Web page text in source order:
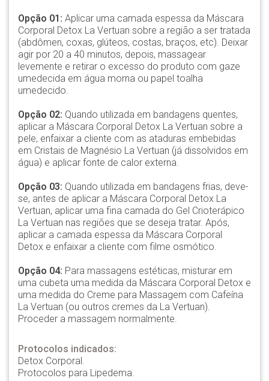
Opção 01: Aplicar uma camada espessa da Máscara
Corporal Detox La Vertuan sobre a região a ser tratada
(abdômen, coxas, glúteos, costas, braços, etc). Deixar
agir por 20 a 40 minutos, depois, massagear
levemente e retirar o excesso do produto com gaze
umedecida em água morna ou papel toalha
umedecido.
Opção 02: Quando utilizada em bandagens quentes,
aplicar a Máscara Corporal Detox La Vertuan sobre a
pele, enfaixar a cliente com as ataduras embebidas
em Cristais de Magnésio La Vertuan (já dissolvidos em
água) e aplicar fonte de calor externa.
Opção 03: Quando utilizada em bandagens frias, deve-
se, antes de aplicar a Máscara Corporal Detox La
Vertuan, aplicar uma fina camada do Gel Crioterápico
La Vertuan nas regiões que se deseja tratar. Após,
aplicar a camada espessa da Máscara Corporal
Detox e enfaixar a cliente com filme osmótico.
Opção 04: Para massagens estéticas, misturar em
uma cubeta uma medida da Máscara Corporal Detox e
uma medida do Creme para Massagem com Cafeína
La Vertuan (ou outros cremes da La Vertuan).
Proceder a massagem normalmente.
Protocolos indicados:
Detox Corporal.
Protocolos para Lipedema.